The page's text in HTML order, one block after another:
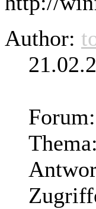
Author:
Forum:
Thema: